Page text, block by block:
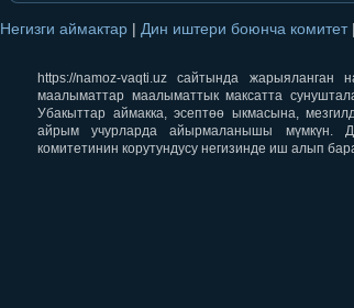
Негизги аймактар | Дин иштери боюнча комитет |
https://namoz-vaqti.uz сайтында жарыяланган
маалыматтар маалыматтык максатта
Убакыттар аймакка, эсептөө ыкмасына,
айрым учурларда айырмаланышы мүмкүн.
комитетинин корутундусу негизинде иш алып